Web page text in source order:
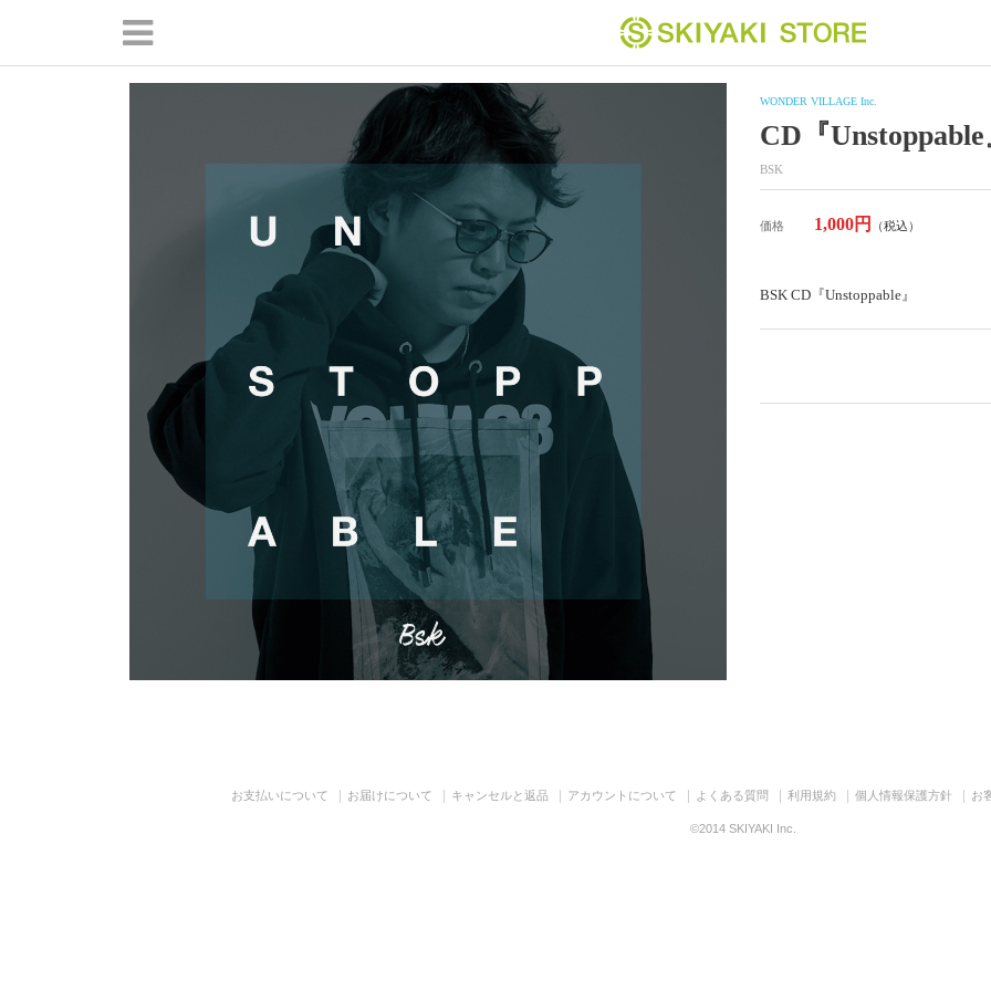
WONDER VILLAGE Inc.
CD『Unstoppable
BSK
価格 1,000円 （税込）
BSK CD『Unstoppable』
お支払いについて お届けについて キャンセルと返品 アカウントについて よくある質問 利用規約 個人情報保護方針 お
©2014 SKIYAKI Inc.